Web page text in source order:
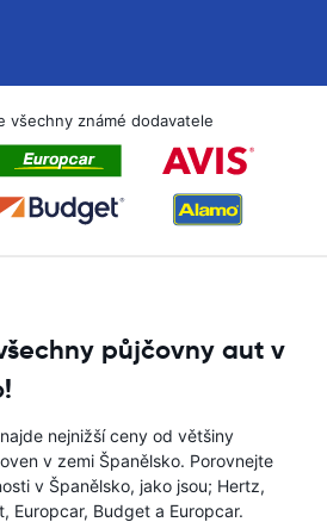
všechny známé dodavatele
půjčovny aut v
nejnižší ceny od většiny
v zemi Španělsko. Porovnejte
v Španělsko, jako jsou; Hertz,
Europcar, Budget a Europcar.